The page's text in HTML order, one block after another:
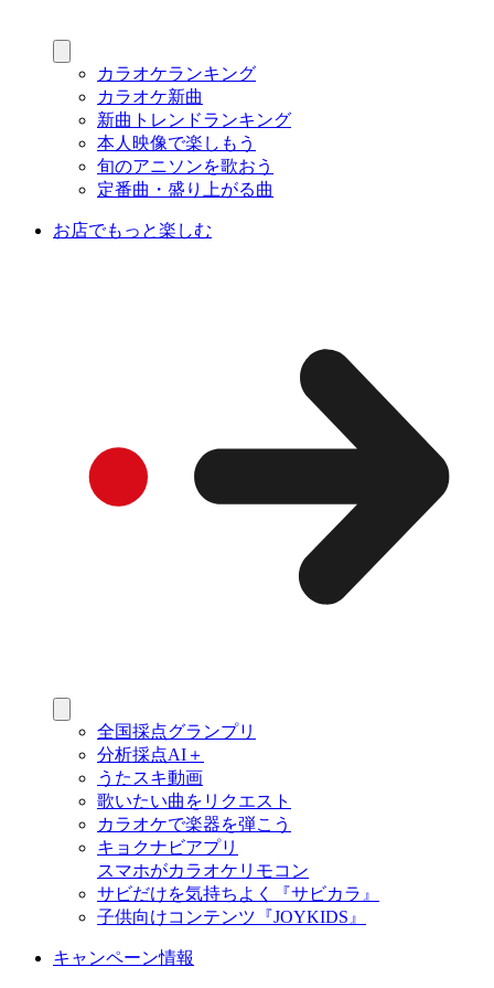
カラオケランキング
カラオケ新曲
新曲トレンドランキング
本人映像で楽しもう
旬のアニソンを歌おう
定番曲・盛り上がる曲
お店でもっと楽しむ
全国採点グランプリ
分析採点AI＋
うたスキ動画
歌いたい曲をリクエスト
カラオケで楽器を弾こう
キョクナビアプリ
スマホがカラオケリモコン
サビだけを気持ちよく『サビカラ』
子供向けコンテンツ『JOYKIDS』
キャンペーン情報